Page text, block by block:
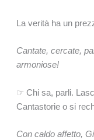
La verità ha un
Cantate, cercate,
armoniose!
☞ Chi sa, parli.
Cantastorie o si
Con caldo affetto,